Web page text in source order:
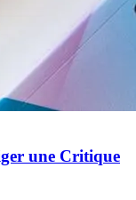
une Critique